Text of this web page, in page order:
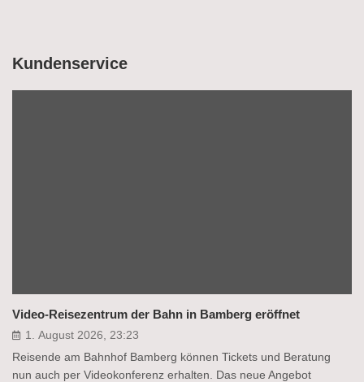
Kundenservice
Video-Reisezentrum der Bahn in Bamberg eröffnet
1. August 2026, 23:23
Reisende am Bahnhof Bamberg können Tickets und Beratung
nun auch per Videokonferenz erhalten. Das neue Angebot